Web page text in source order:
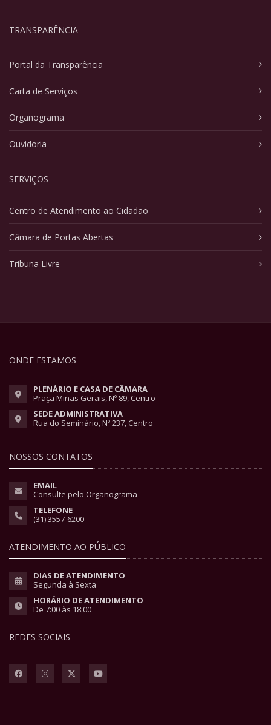
TRANSPARÊNCIA
Portal da Transparência
Carta de Serviços
Organograma
Ouvidoria
SERVIÇOS
Centro de Atendimento ao Cidadão
Câmara de Portas Abertas
Tribuna Livre
ONDE ESTAMOS
PLENÁRIO E CASA DE CÂMARA
Praça Minas Gerais, Nº 89, Centro
SEDE ADMINISTRATIVA
Rua do Seminário, Nº 237, Centro
NOSSOS CONTATOS
EMAIL
Consulte pelo Organograma
TELEFONE
(31) 3557-6200
ATENDIMENTO AO PÚBLICO
DIAS DE ATENDIMENTO
Segunda à Sexta
HORÁRIO DE ATENDIMENTO
De 7:00 às 18:00
REDES SOCIAIS